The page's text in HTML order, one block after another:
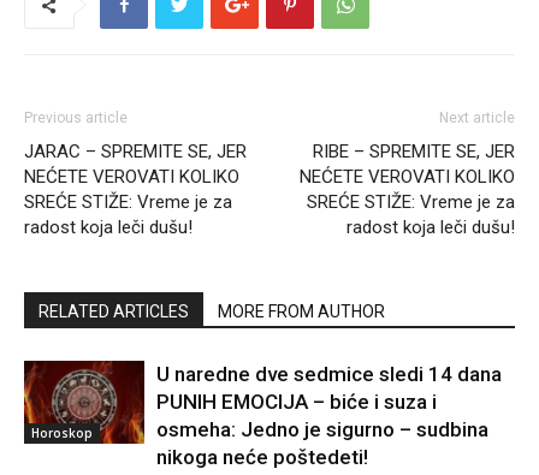
Previous article
JARAC – SPREMITE SE, JER
NEĆETE VEROVATI KOLIKO
SREĆE STIŽE: Vreme je za
radost koja leči dušu!
Next article
RIBE – SPREMITE SE, JER
NEĆETE VEROVATI KOLIKO
SREĆE STIŽE: Vreme je za
radost koja leči dušu!
RELATED ARTICLES MORE FROM AUTHOR
Horoskop
U naredne dve sedmice sledi 14 dana
PUNIH EMOCIJA – biće i suza i
osmeha: Jedno je sigurno – sudbina
nikoga neće poštedeti!